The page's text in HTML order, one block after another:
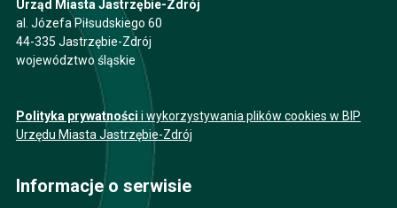
Urząd Miasta Jastrzębie-Zdrój
al. Józefa Piłsudskiego 60
44-335 Jastrzębie-Zdrój
województwo śląskie
Polityka prywatności i wykorzystywania plików cookies w BIP
Urzędu Miasta Jastrzębie-Zdrój
Informacje o serwisie